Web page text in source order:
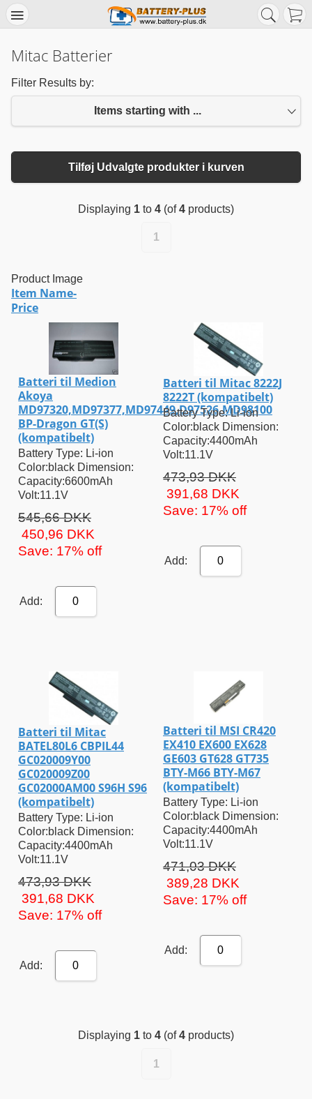
Mitac Batterier
Filter Results by:
Items starting with ...
Tilføj Udvalgte produkter i kurven
Displaying 1 to 4 (of4 products)
1
Product Image
Item Name-
Price
Batteri til Medion
Akoya
MD97320,MD97377,MD97449,D97526,MD98100
BP-Dragon GT(S)
(kompatibelt)
Battery Type: Li-ion
Color:black Dimension:
Capacity:6600mAh
Volt:11.1V
545,66 DKK
450,96 DKK
Save: 17% off
Add: 0
Batteri til Mitac 8222J
8222T (kompatibelt)
Battery Type: Li-ion
Color:black Dimension:
Capacity:4400mAh
Volt:11.1V
473,93 DKK
391,68 DKK
Save: 17% off
Add: 0
Batteri til Mitac
BATEL80L6 CBPIL44
GC020009Y00
GC020009Z00
GC02000AM00 S96H S96
(kompatibelt)
Battery Type: Li-ion
Color:black Dimension:
Capacity:4400mAh
Volt:11.1V
473,93 DKK
391,68 DKK
Save: 17% off
Add: 0
Batteri til MSI CR420
EX410 EX600 EX628
GE603 GT628 GT735
BTY-M66 BTY-M67
(kompatibelt)
Battery Type: Li-ion
Color:black Dimension:
Capacity:4400mAh
Volt:11.1V
471,03 DKK
389,28 DKK
Save: 17% off
Add: 0
Displaying 1 to 4 (of4 products)
1